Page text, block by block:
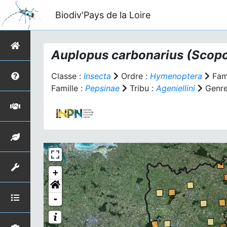
Biodiv'Pays de la Loire
Auplopus carbonarius
Classe : Insecta Ordre : Hymenoptera
Famille : Pepsinae Tribu :Ageniellini
+
-